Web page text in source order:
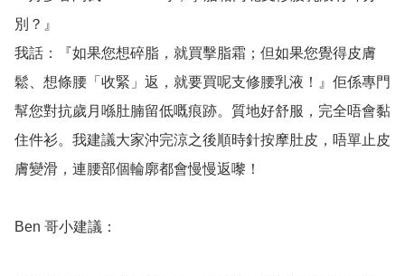
別？』
我話：『如果您想碎脂，就買擊脂霜；但如果您覺得皮膚
鬆、想條腰「收緊」返，就要買呢支修腰乳液！』佢係專門
幫您對抗歲月喺肚腩留低嘅痕跡。質地好舒服，完全唔會黏
住件衫。我建議大家沖完涼之後順時針按摩肚皮，唔單止皮
膚變滑，連腰部個輪廓都會慢慢返嚟！
Ben 哥小建議：